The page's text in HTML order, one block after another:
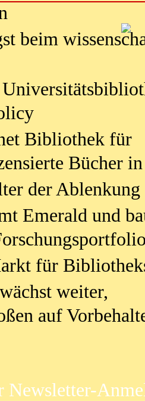
beim
Bibliothek für
Bücher
der Ablenkung
Emerald und
für
weiter,
auf
Newsletter-